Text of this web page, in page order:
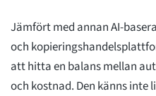
Jämfört med annan AI-
och
att hitta en balans mellan
och kostnad. Den känns inte